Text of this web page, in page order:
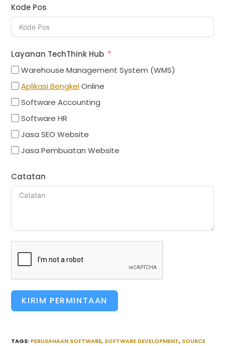
Kode Pos
Layanan TechThink Hub
Warehouse Management System (WMS)
Aplikasi BengkelOnline
Software Accounting
Software HR
Jasa SEO Website
Jasa Pembuatan Website
Catatan
KIRIM PERMINTAAN
TAGS: PERUSAHAAN SOFTWARE, SOFTWARE DEVELOPMENT, SOURCE